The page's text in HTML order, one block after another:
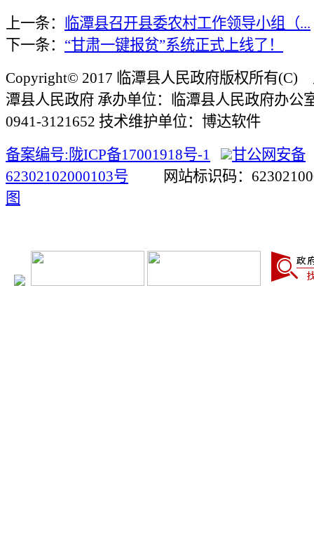
上一条： 临潭县召开县委农村工作领导小组（...
下一条： “甘肃一键报贫”系统正式上线了！
Copyright© 2017 临潭县人民政府版权所有(C)
潭县人民政府 承办单位：临潭县人民政府办
0941-3121652 技术维护单位：博达软件
备案编号:陇ICP备17001918号-1
甘公网安备
62302102000103号 网站标识码：
图